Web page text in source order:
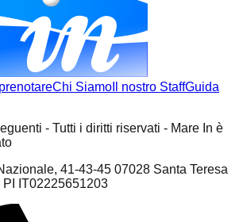
Chi Siamo Il nostro StaffGuida
- Tutti i diritti riservati - Mare In è
41-43-45 07028 Santa Teresa
IT02225651203